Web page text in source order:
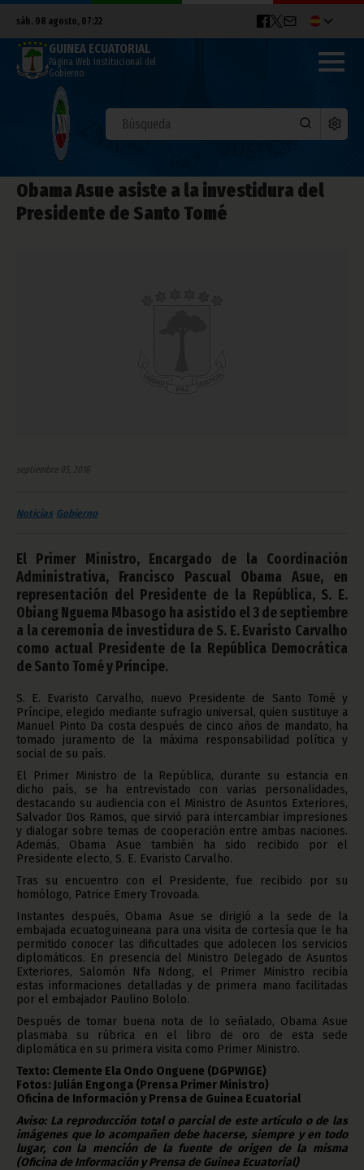
sáb. 08 agosto, 07:22
GUINEA ECUATORIAL
Página Web Institucional del
Gobierno
Obama Asue asiste a la investidura del
Presidente de Santo Tomé
septiembre 05, 2016
Noticias Gobierno
El Primer Ministro, Encargado de la Coordinación
Administrativa, Francisco Pascual Obama Asue, en
representación del Presidente de la República, S. E.
Obiang Nguema Mbasogo ha asistido el 3 de septiembre
a la ceremonia de investidura de S. E. Evaristo Carvalho
como actual Presidente de la República Democrática
de Santo Tomé y Príncipe.
S. E. Evaristo Carvalho, nuevo Presidente de Santo Tomé y
Príncipe, elegido mediante sufragio universal, quien sustituye a
Manuel Pinto Da costa después de cinco años de mandato, ha
tomado juramento de la máxima responsabilidad política y
social de su país.
El Primer Ministro de la República, durante su estancia en
dicho país, se ha entrevistado con varias personalidades,
destacando su audiencia con el Ministro de Asuntos Exteriores,
Salvador Dos Ramos, que sirvió para intercambiar impresiones
y dialogar sobre temas de cooperación entre ambas naciones.
Además, Obama Asue también ha sido recibido por el
Presidente electo, S. E. Evaristo Carvalho.
Tras su encuentro con el Presidente, fue recibido por su
homólogo, Patrice Emery Trovoada.
Instantes después, Obama Asue se dirigió a la sede de la
embajada ecuatoguineana para una visita de cortesía que le ha
permitido conocer las dificultades que adolecen los servicios
diplomáticos. En presencia del Ministro Delegado de Asuntos
Exteriores, Salomón Nfa Ndong, el Primer Ministro recibía
estas informaciones detalladas y de primera mano facilitadas
por el embajador Paulino Bololo.
Después de tomar buena nota de lo señalado, Obama Asue
plasmaba su rúbrica en el libro de oro de esta sede
diplomática en su primera visita como Primer Ministro.
Texto: Clemente Ela Ondo Onguene (DGPWIGE)
Fotos: Julián Engonga (Prensa Primer Ministro)
Oficina de Información y Prensa de Guinea Ecuatorial
Aviso: La reproducción total o parcial de este artículo o de las
imágenes que lo acompañen debe hacerse, siempre y en todo
lugar, con la mención de la fuente de origen de la misma
(Oficina de Información y Prensa de Guinea Ecuatorial)